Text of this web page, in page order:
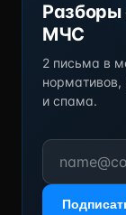
Разборы
МЧС
2 письма в
и спама.